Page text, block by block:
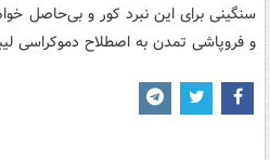
سنگینی برای این نبرد کور و بی‌حاصل
و فروپاشی تمدن به اصطلاح دموکراسی